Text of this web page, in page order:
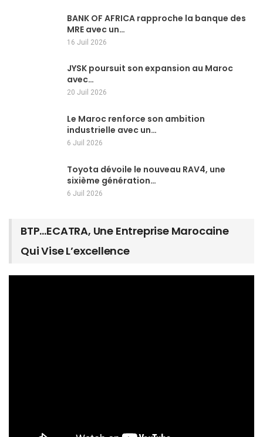
BANK OF AFRICA rapproche la banque des
MRE avec un…
16 Juil 2026
JYSK poursuit son expansion au Maroc
avec…
20 Juil 2026
Le Maroc renforce son ambition
industrielle avec un…
6 Juil 2026
Toyota dévoile le nouveau RAV4, une
sixième génération…
6 Juil 2026
BTP…ECATRA, Une Entreprise Marocaine
Qui Vise L’excellence